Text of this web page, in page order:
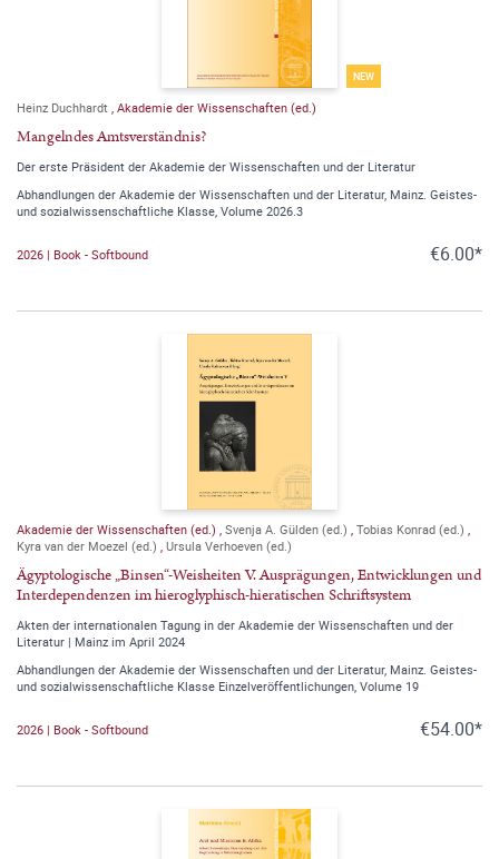
NEW
Heinz Duchhardt , Akademie der Wissenschaften (ed.)
Mangelndes Amtsverständnis?
Der erste Präsident der Akademie der Wissenschaften und der Literatur
Abhandlungen der Akademie der Wissenschaften und der Literatur, Mainz. Geistes-
und sozialwissenschaftliche Klasse, Volume 2026.3
2026 | Book - Softbound €6.00*
Akademie der Wissenschaften (ed.) , Svenja A. Gülden (ed.) , Tobias Konrad (ed.) ,
Kyra van der Moezel (ed.) , Ursula Verhoeven (ed.)
Ägyptologische „Binsen“-Weisheiten V. Ausprägungen, Entwicklungen und
Interdependenzen im hieroglyphisch-hieratischen Schriftsystem
Akten der internationalen Tagung in der Akademie der Wissenschaften und der
Literatur | Mainz im April 2024
Abhandlungen der Akademie der Wissenschaften und der Literatur, Mainz. Geistes-
und sozialwissenschaftliche Klasse Einzelveröffentlichungen, Volume 19
2026 | Book - Softbound €54.00*